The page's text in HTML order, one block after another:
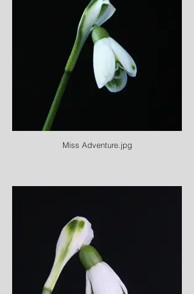
Miss Adventure.jpg